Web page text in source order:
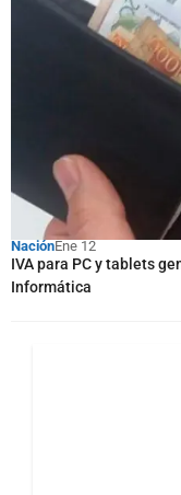
NaciónEne 12
IVA para PC y tablets
Informática